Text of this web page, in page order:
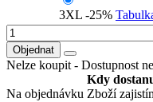
3XL -25%
Objednat
Nelze koupit - Dostupnost
Na objednávku
Kdy
Zboží